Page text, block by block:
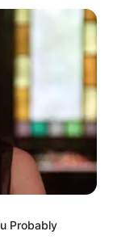
Probably